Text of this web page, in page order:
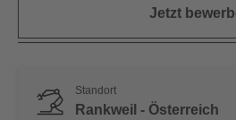
Jetzt
Standort
Rankweil - Österreich